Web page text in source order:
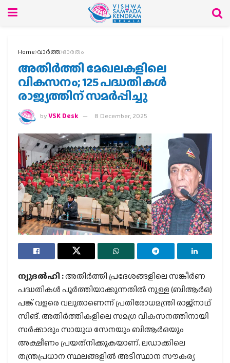
Home വാര്‍ത്ത ഭാരതം
അതിര്‍ത്തി മേഖലകളിലെ
വികസനം; 125 പദ്ധതികള്‍
രാജ്യത്തിന് സമര്‍പ്പിച്ചു
byVSK Desk 8 December, 2025
ന്യൂദല്‍ഹി :അതിര്‍ത്തി പ്രദേശങ്ങളിലെ സങ്കീര്‍ണ
പദ്ധതികള്‍ പൂര്‍ത്തിയാക്കുന്നതില്‍ നുള്ള (ബിആര്‍ഒ)
പങ്ക് വളരെ വലുതാണെന്ന് പ്രതിരോധമന്ത്രി രാജ്‌നാഥ്
സിങ്. അതിര്‍ത്തികളിലെ സമഗ്ര വികസനത്തിനായി
സര്‍ക്കാരും സായുധ സേനയും ബിആര്‍ഒയും
അക്ഷീണം പ്രയത്‌നിക്കുകയാണ്. ലഡാക്കിലെ
തന്ത്രപ്രധാന സ്ഥലങ്ങളില്‍ അടിസ്ഥാന സൗകര്യ